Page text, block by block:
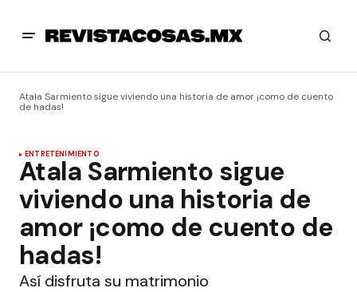
Atala Sarmiento sigue viviendo una historia de amor ¡como de cuento
de hadas!
ENTRETENIMIENTO
Atala Sarmiento sigue
viviendo una historia de
amor ¡como de cuento de
hadas!
Así disfruta su matrimonio